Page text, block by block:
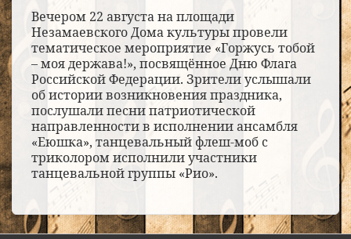
Вечером 22 августа на площади
Незамаевского Дома культуры провели
тематическое мероприятие «Горжусь тобой
– моя держава!», посвящённое Дню Флага
Российской Федерации. Зрители услышали
об истории возникновения праздника,
послушали песни патриотической
направленности в исполнении ансамбля
«Еюшка», танцевальный флеш-моб с
триколором исполнили участники
танцевальной группы «Рио».